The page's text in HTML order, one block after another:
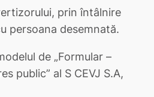
prin întâlnire
persoana desemnată.
de „Formular –
public” al S CEVJ S.A,